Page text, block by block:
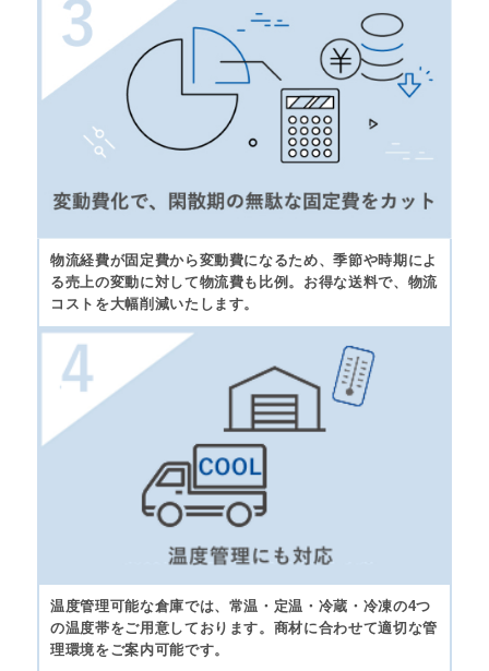
物流経費が固定費から変動費になるため、季節や時期によ
る売上の変動に対して物流費も比例。お得な送料で、物流
コストを大幅削減いたします。
温度管理可能な倉庫では、常温・定温・冷蔵・冷凍の4つ
の温度帯をご用意しております。商材に合わせて適切な管
理環境をご案内可能です。